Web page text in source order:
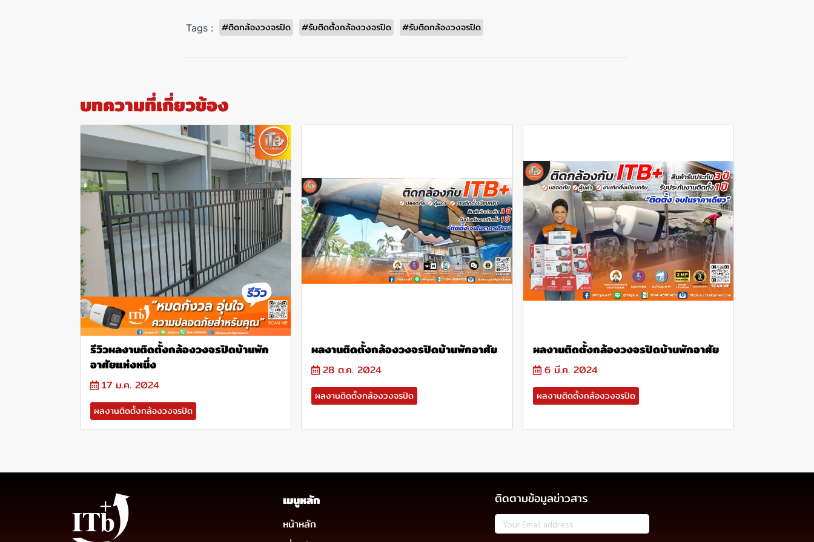
Tags : #ติดกล้องวงจรปิด #รับติดตั้งกล้องวงจรปิด #รับติดกล้องวงจรปิด
บทความที่เกี่ยวข้อง
รีวิวผลงานติดตั้งกล้องวงจรปิดบ้านพัก
อาศัยแห่งหนึ่ง
17 ม.ค. 2024
ผลงานติดตั้งกล้องวงจรปิด
ผลงานติดตั้งกล้องวงจรปิดบ้านพักอาศัย
28 ต.ค. 2024
ผลงานติดตั้งกล้องวงจรปิด
ผลงานติดตั้งกล้องวงจรปิดบ้านพักอาศัย
6 มี.ค. 2024
ผลงานติดตั้งกล้องวงจรปิด
เมนูหลัก
หน้าหลัก
ติดตามข้อมูลข่าวสาร